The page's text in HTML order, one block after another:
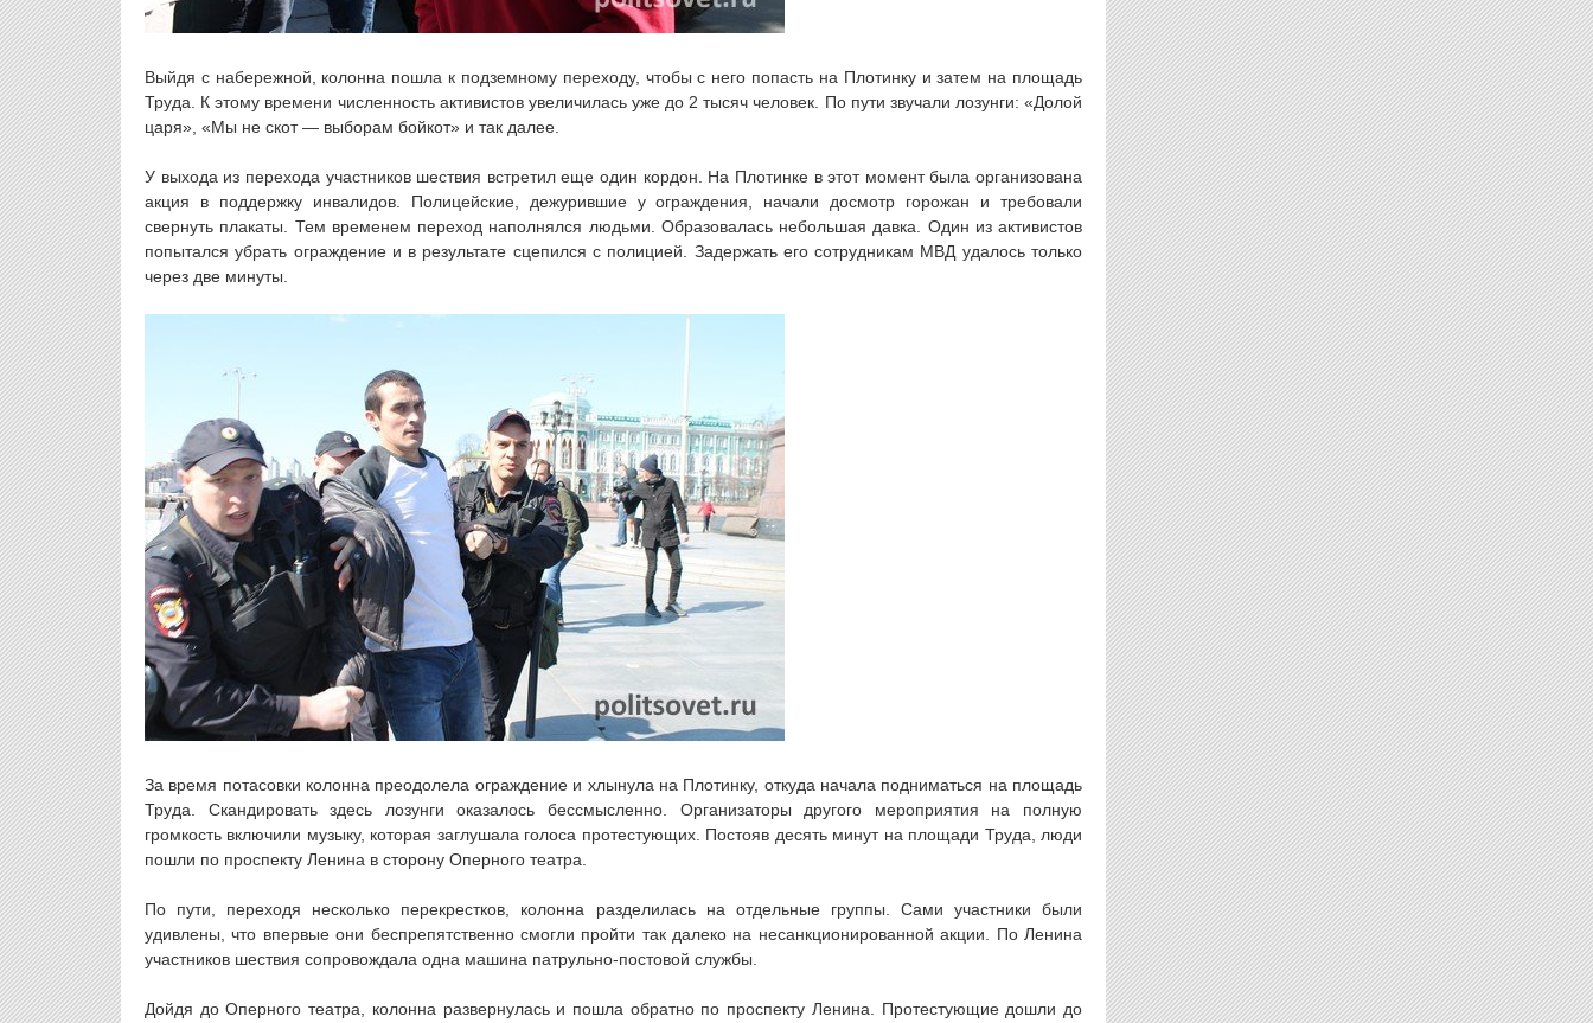
Выйдя с набережной, колонна пошла к подземному переходу, чтобы с него попасть на Плотинку и затем на площадь
Труда. К этому времени численность активистов увеличилась уже до 2 тысяч человек. По пути звучали лозунги: «Долой
царя», «Мы не скот — выборам бойкот» и так далее.
У выхода из перехода участников шествия встретил еще один кордон. На Плотинке в этот момент была организована
акция в поддержку инвалидов. Полицейские, дежурившие у ограждения, начали досмотр горожан и требовали
свернуть плакаты. Тем временем переход наполнялся людьми. Образовалась небольшая давка. Один из активистов
попытался убрать ограждение и в результате сцепился с полицией. Задержать его сотрудникам МВД удалось только
через две минуты.
За время потасовки колонна преодолела ограждение и хлынула на Плотинку, откуда начала подниматься на площадь
Труда. Скандировать здесь лозунги оказалось бессмысленно. Организаторы другого мероприятия на полную
громкость включили музыку, которая заглушала голоса протестующих. Постояв десять минут на площади Труда, люди
пошли по проспекту Ленина в сторону Оперного театра.
По пути, переходя несколько перекрестков, колонна разделилась на отдельные группы. Сами участники были
удивлены, что впервые они беспрепятственно смогли пройти так далеко на несанкционированной акции. По Ленина
участников шествия сопровождала одна машина патрульно-постовой службы.
Дойдя до Оперного театра, колонна развернулась и пошла обратно по проспекту Ленина. Протестующие дошли до